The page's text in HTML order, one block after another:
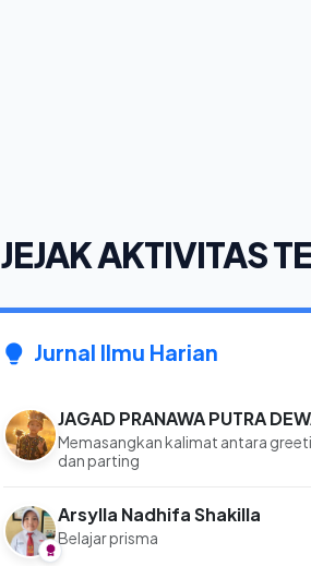
JEJAK AKTIVITAS
Jurnal Ilmu Harian
JAGAD PRANAWA PUTRA
Memasangkan kalimat antara
dan parting
Arsylla Nadhifa Shakilla
Belajar prisma